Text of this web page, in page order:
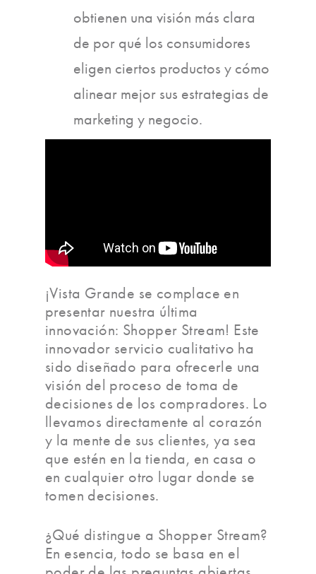
obtienen una visión más clara
de por qué los consumidores
eligen ciertos productos y cómo
alinear mejor sus estrategias de
marketing y negocio.
¡Vista Grande se complace en
presentar nuestra última
innovación: Shopper Stream! Este
innovador servicio cualitativo ha
sido diseñado para ofrecerle una
visión del proceso de toma de
decisiones de los compradores. Lo
llevamos directamente al corazón
y la mente de sus clientes, ya sea
que estén en la tienda, en casa o
en cualquier otro lugar donde se
tomen decisiones.
¿Qué distingue a Shopper Stream?
En esencia, todo se basa en el